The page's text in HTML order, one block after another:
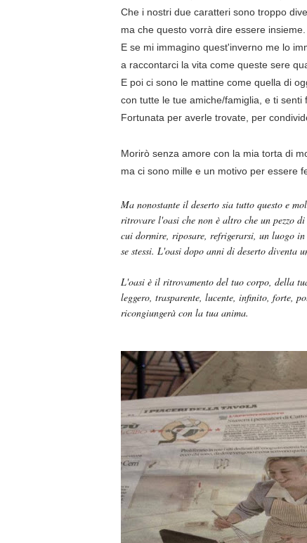
Che i nostri due caratteri sono troppo
ma che questo vorrà dire essere insieme.
E se mi immagino quest'inverno me lo
a raccontarci la vita come queste sere
E poi ci sono le mattine come quella di
con tutte le tue amiche/famiglia, e ti senti
Fortunata per averle trovate, per
Morirò senza amore con la mia torta di
ma ci sono mille e un motivo per essere
Ma nonostante il deserto sia tutto questo e
ritrovare l'oasi che non è altro che un pezzo
cui dormire, riposare, refrigerarsi, un luogo
se stessi. L'oasi dopo anni di deserto
L'oasi è il ritrovamento del tuo corpo, della
leggero, trasparente, lucente, infinito, forte,
ricongiungerà con la tua anima.